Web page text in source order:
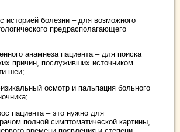
историей болезни – для возможного
предрасполагающего
анамнеза пациента – для поиска
причин, послуживших источником
шеи;
осмотр и пальпация больного
пациента – это нужно для
полной симптоматической картины,